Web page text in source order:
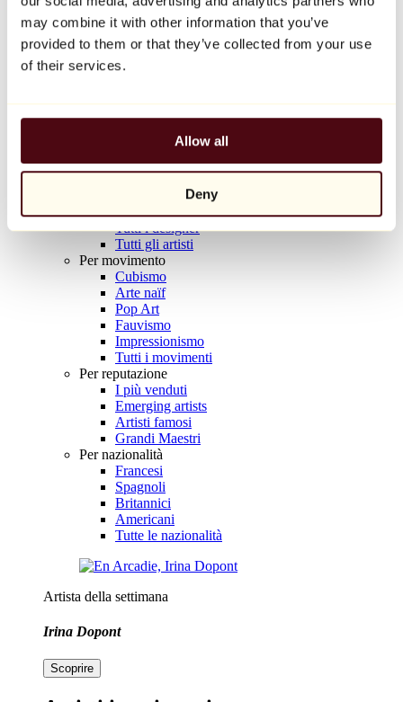
may combine it with other information that you’ve
provided to them or that they’ve collected from your use
of their services.
Allow all
Deny
Balloon Dog (Orange)
Jeff Koons
10.000 €
Artisti
Tutti i pittori
Tutti i fotografi
Tutti i disegnatori
Tutti i designer
Tutti gli artisti
Per movimento
Cubismo
Arte naïf
Pop Art
Fauvismo
Impressionismo
Tutti i movimenti
Per reputazione
I più venduti
Emerging artists
Artisti famosi
Grandi Maestri
Per nazionalità
Francesi
Spagnoli
Britannici
Americani
Tutte le nazionalità
Artista della settimana
Irina Dopont
Scoprire